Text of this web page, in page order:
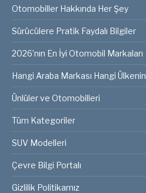
Otomobiller Hakkında Her Şey
Sürücülere Pratik Faydalı Bilgiler
2026’nın En İyi Otomobil Markaları
Hangi Araba Markası Hangi Ülkenin
Ünlüler ve Otomobilleri
Tüm Kategoriler
SUV Modelleri
Çevre Bilgi Portalı
Gizlilik Politikamız